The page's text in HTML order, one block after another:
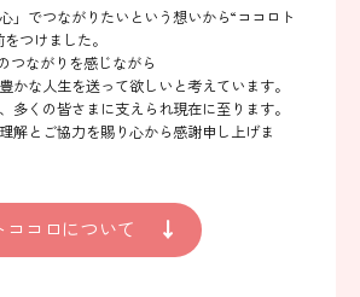
」でつながりたいという想いから“ココロト
つけました。
つながりを感じながら
かな人生を送って欲しいと考えています。
多くの皆さまに支えられ現在に至ります。
解とご協力を賜り心から感謝申し上げま
ココロについて